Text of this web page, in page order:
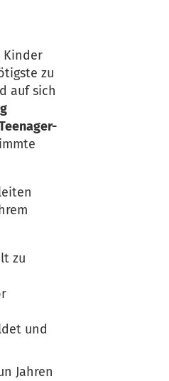
Kinder
zu
auf sich
zu
und
Jahren